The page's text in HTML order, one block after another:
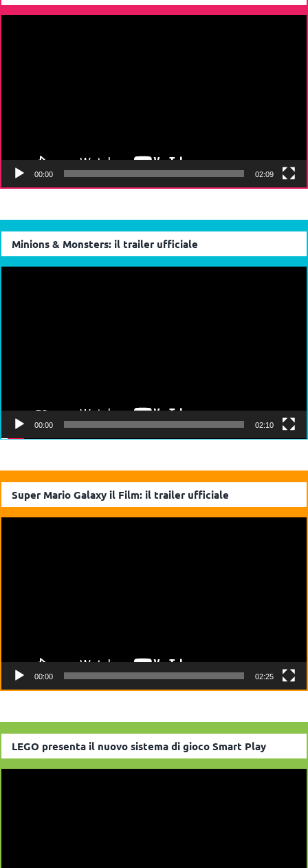
00:00 02:09
Minions & Monsters: il trailer ufficiale
00:00 02:10
Super Mario Galaxy il Film: il trailer ufficiale
00:00 02:25
LEGO presenta il nuovo sistema di gioco Smart Play